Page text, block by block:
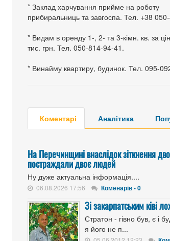
* Заклад харчування прийме на роботу
прибиральниць та завгоспа. Тел. +38
* Видам в оренду 1-, 2- та 3-кімн. кв. за
тис. грн. Тел. 050-814-94-41.
* Винайму квартиру, будинок. Тел. 095-
Коментарі Аналітика
На Перечинщині внаслідок зіткнення
постраждали двоє людей
Ну дуже актуальна інформація....
06.08.2026 17:56 Коменарів - 0
Зі закарпатським ківі
Стратон - гівно був, є і
я його не п...